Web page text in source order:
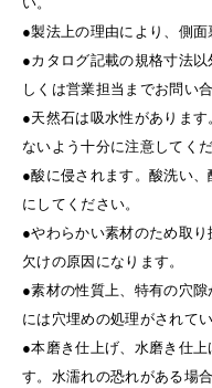
●製法上の理由により、側面
●カタログ記載の規格寸法
しくは営業担当までお問い
●天然石は吸水性がありま
ないよう十分に注意してく
●酸に侵されます。酸洗い
にしてください。
●やわらかい素材のため取り
欠けの原因になります。
●素材の性質上、特有の穴
には穴埋めの処理がされて
●本磨き仕上げ、水磨き仕
す。水濡れの恐れがある場